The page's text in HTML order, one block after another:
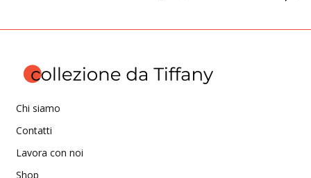
Chi siamo
Contatti
Lavora con noi
Shop